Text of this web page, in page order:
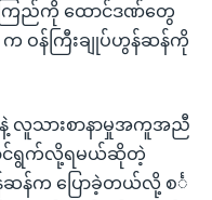
ကြည်ကို ထောင်ဒဏ်တွေ
က ဝန်ကြီးချုပ်ဟွန်ဆန်ကို
နဲ့ လူသားစာနာမှုအကူအညီ
ာင်ရွက်လို့ရမယ်ဆိုတဲ့
န်က ပြောခဲ့တယ်လို့ စင်္